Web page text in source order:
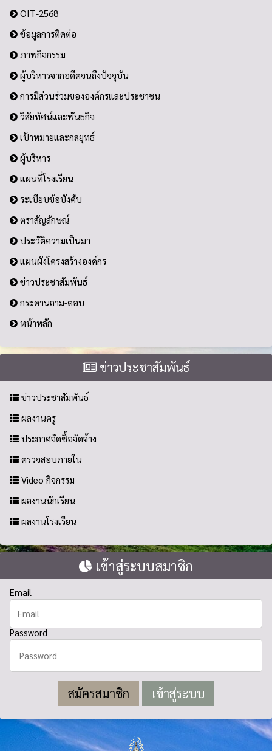
OIT-2568
ข้อมูลการติดต่อ
ภาพกิจกรรม
ผู้บริหารจากอดีตจนถึงปัจจุบัน
การมีส่วนร่วมขององค์กรและประชาชน
วิสัยทัศน์และพันธกิจ
เป้าหมายและกลยุทธ์
ผู้บริหาร
แผนที่โรงเรียน
ระเบียบข้อบังคับ
ตราสัญลักษณ์
ประวัติความเป็นมา
แผนผังโครงสร้างองค์กร
ข่าวประชาสัมพันธ์
กระดานถาม-ตอบ
หน้าหลัก
ข่าวประชาสัมพันธ์
ข่าวประชาสัมพันธ์
ผลงานครู
ประกาศจัดซื้อจัดจ้าง
ตรวจสอบภายใน
Video กิจกรรม
ผลงานนักเรียน
ผลงานโรงเรียน
เข้าสู่ระบบสมาชิก
Email
Password
สมัครสมาชิก